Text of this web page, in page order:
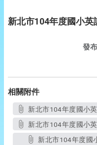
新北市104年度國小
發
相關附件
新北市104年度國小
新北市104年度國小